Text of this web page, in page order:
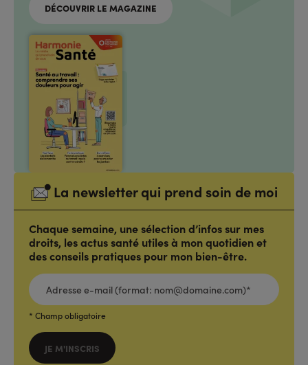
DÉCOUVRIR LE MAGAZINE
La newsletter qui prend soin de moi
Chaque semaine, une sélection d’infos sur mes
droits, les actus santé utiles à mon quotidien et
des conseils pratiques pour mon bien-être.
ADRESSE
E-
MAIL
(FORMAT:
NOM@DOMAINE.COM)*
* Champ obligatoire
JE M'INSCRIS